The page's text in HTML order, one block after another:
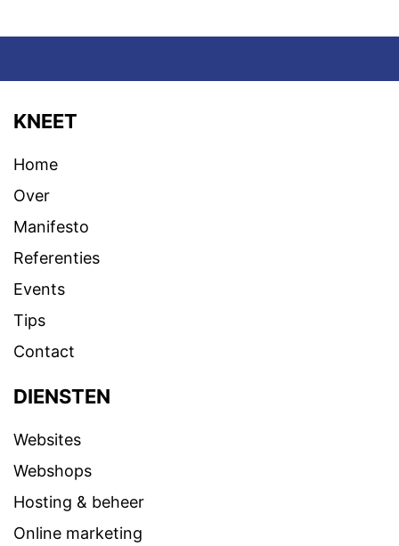
KNEET
Home
Over
Manifesto
Referenties
Events
Tips
Contact
DIENSTEN
Websites
Webshops
Hosting & beheer
Online marketing